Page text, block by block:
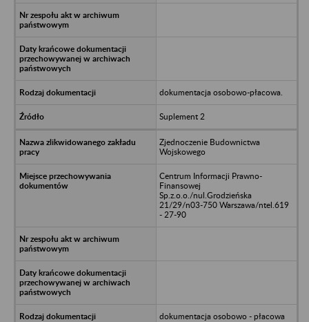
dokumentacja osobowo-płacowa.
Suplement 2
Zjednoczenie Budownictwa
Wojskowego
Centrum Informacji Prawno-
Finansowej
Sp.z.o.o./nul.Grodzieńska
21/29/n03-750 Warszawa/ntel.619
- 27-90
dokumentacja osobowo - płacowa